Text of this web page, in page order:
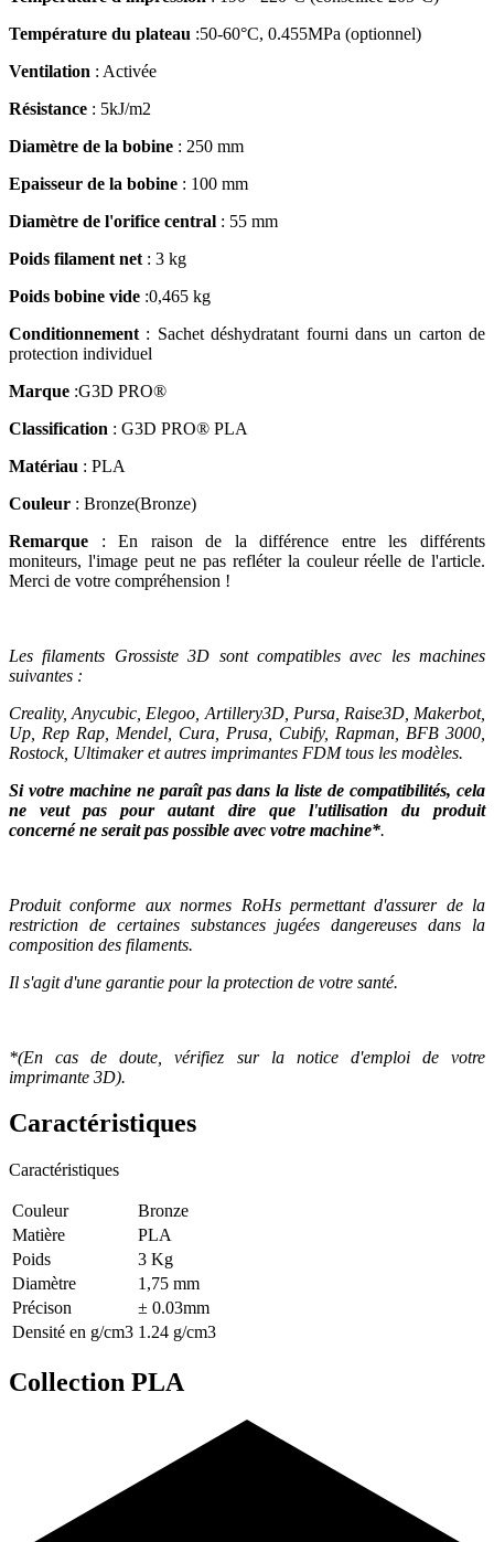
Température du plateau :50-60°C, 0.455MPa (optionnel)
Ventilation : Activée
Résistance : 5kJ/m2
Diamètre de la bobine : 250 mm
Epaisseur de la bobine : 100 mm
Diamètre de l'orifice central : 55 mm
Poids filament net : 3 kg
Poids bobine vide :0,465 kg
Conditionnement : Sachet déshydratant fourni dans un carton de
protection individuel
Marque :G3D PRO®
Classification : G3D PRO® PLA
Matériau : PLA
Couleur : Bronze(Bronze)
Remarque : En raison de la différence entre les différents
moniteurs, l'image peut ne pas refléter la couleur réelle de l'article.
Merci de votre compréhension !
Les filaments Grossiste 3D sont compatibles avec les machines
suivantes :
Creality, Anycubic, Elegoo, Artillery3D, Pursa, Raise3D, Makerbot,
Up, Rep Rap, Mendel, Cura, Prusa, Cubify, Rapman, BFB 3000,
Rostock, Ultimaker et autres imprimantes FDM tous les modèles.
Si votre machine ne paraît pas dans la liste de compatibilités, cela
ne veut pas pour autant dire que l'utilisation du produit
concerné ne serait pas possible avec votre machine*.
Produit conforme aux normes RoHs permettant d'assurer de la
restriction de certaines substances jugées dangereuses dans la
composition des filaments.
Il s'agit d'une garantie pour la protection de votre santé.
*(En cas de doute, vérifiez sur la notice d'emploi de votre
imprimante 3D).
Caractéristiques
Caractéristiques
Couleur
Bronze
Matière
PLA
Poids
3 Kg
Diamètre
1,75 mm
Précison
± 0.03mm
Densité en g/cm3 1.24 g/cm3
Collection PLA